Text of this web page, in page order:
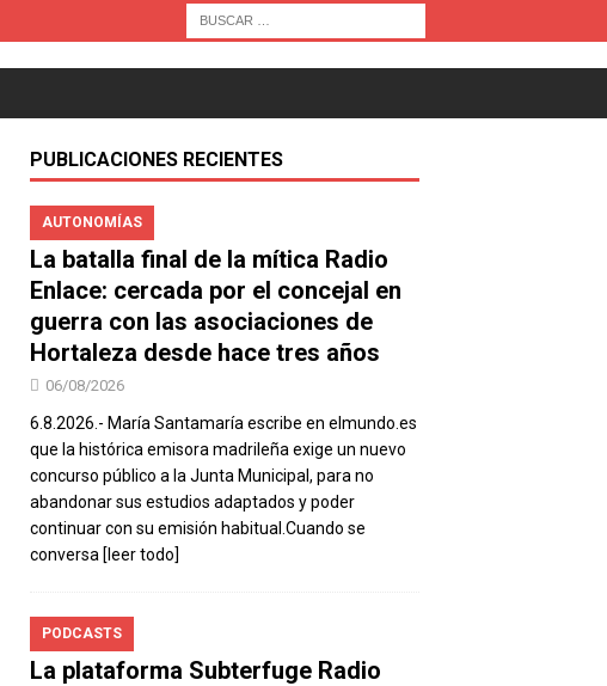
PUBLICACIONES RECIENTES
AUTONOMÍAS
La batalla final de la mítica Radio
Enlace: cercada por el concejal en
guerra con las asociaciones de
Hortaleza desde hace tres años
06/08/2026
6.8.2026.- María Santamaría escribe en elmundo.es
que la histórica emisora madrileña exige un nuevo
concurso público a la Junta Municipal, para no
abandonar sus estudios adaptados y poder
continuar con su emisión habitual.Cuando se
conversa [leer todo]
PODCASTS
La plataforma Subterfuge Radio